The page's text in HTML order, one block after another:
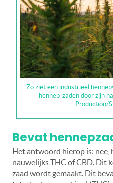
Zo ziet een industrieel
hennep-zaden door zijn
Production/
Bevat
Het antwoord hierop is: nee,
nauwelijks THC of CBD. Dit
zaad wordt gemaakt. Dit